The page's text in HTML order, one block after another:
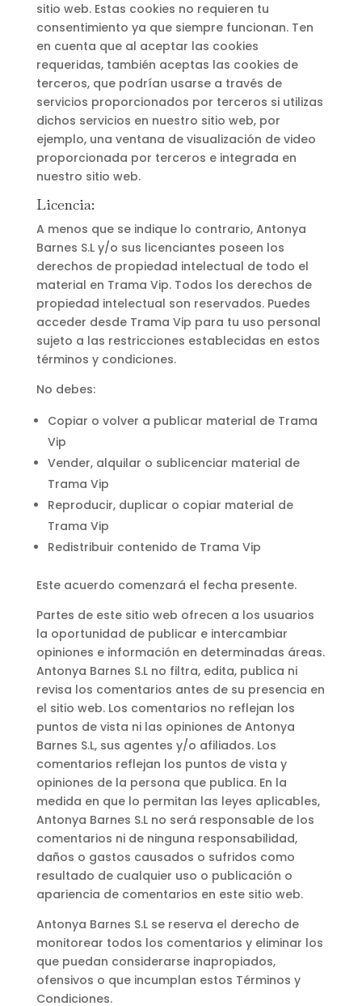
sitio web. Estas cookies no requieren tu
consentimiento ya que siempre funcionan. Ten
en cuenta que al aceptar las cookies
requeridas, también aceptas las cookies de
terceros, que podrían usarse a través de
servicios proporcionados por terceros si utilizas
dichos servicios en nuestro sitio web, por
ejemplo, una ventana de visualización de video
proporcionada por terceros e integrada en
nuestro sitio web.
Licencia:
A menos que se indique lo contrario, Antonya
Barnes S.L y/o sus licenciantes poseen los
derechos de propiedad intelectual de todo el
material en Trama Vip. Todos los derechos de
propiedad intelectual son reservados. Puedes
acceder desde Trama Vip para tu uso personal
sujeto a las restricciones establecidas en estos
términos y condiciones.
No debes:
Copiar o volver a publicar material de Trama
Vip
Vender, alquilar o sublicenciar material de
Trama Vip
Reproducir, duplicar o copiar material de
Trama Vip
Redistribuir contenido de Trama Vip
Este acuerdo comenzará el fecha presente.
Partes de este sitio web ofrecen a los usuarios
la oportunidad de publicar e intercambiar
opiniones e información en determinadas áreas.
Antonya Barnes S.L no filtra, edita, publica ni
revisa los comentarios antes de su presencia en
el sitio web. Los comentarios no reflejan los
puntos de vista ni las opiniones de Antonya
Barnes S.L, sus agentes y/o afiliados. Los
comentarios reflejan los puntos de vista y
opiniones de la persona que publica. En la
medida en que lo permitan las leyes aplicables,
Antonya Barnes S.L no será responsable de los
comentarios ni de ninguna responsabilidad,
daños o gastos causados ​​o sufridos como
resultado de cualquier uso o publicación o
apariencia de comentarios en este sitio web.
Antonya Barnes S.L se reserva el derecho de
monitorear todos los comentarios y eliminar los
que puedan considerarse inapropiados,
ofensivos o que incumplan estos Términos y
Condiciones.